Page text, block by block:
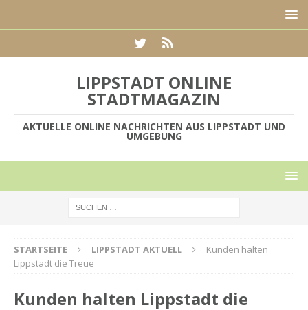
LIPPSTADT ONLINE
STADTMAGAZIN
AKTUELLE ONLINE NACHRICHTEN AUS LIPPSTADT UND
UMGEBUNG
STARTSEITE LIPPSTADT AKTUELL
Kunden halten
Lippstadt die Treue
Kunden halten Lippstadt die